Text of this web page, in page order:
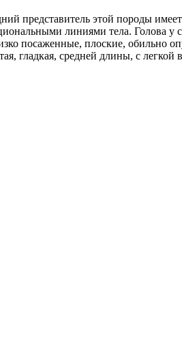
представитель этой породы
линиями тела.
посаженные, плоские, обильно
гладкая, средней длины, с